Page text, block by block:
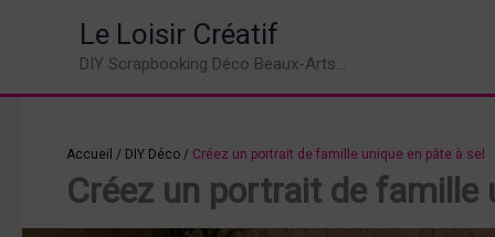
Le Loisir Créatif
DIY Scrapbooking Déco Beaux-Arts...
Accueil / DIY Déco / Créez un portrait de famille unique en pâte à sel
Créez un portrait de famille